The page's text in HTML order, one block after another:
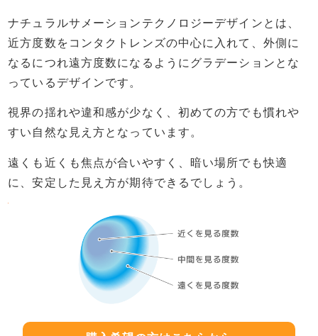
ナチュラルサメーションテクノロジーデザインとは、
近方度数をコンタクトレンズの中心に入れて、外側に
なるにつれ遠方度数になるようにグラデーションとな
っているデザインです。
視界の揺れや違和感が少なく、初めての方でも慣れや
すい自然な見え方となっています。
遠くも近くも焦点が合いやすく、暗い場所でも快適
に、安定した見え方が期待できるでしょう。